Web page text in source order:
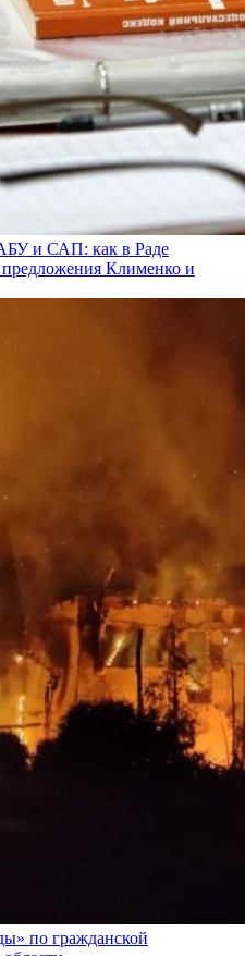
и САП: как в Раде
предложения Клименко и
по гражданской